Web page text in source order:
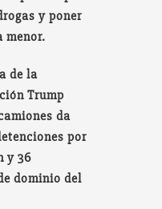
y poner
menor.
de la
Trump
da
por
y 36
dominio del